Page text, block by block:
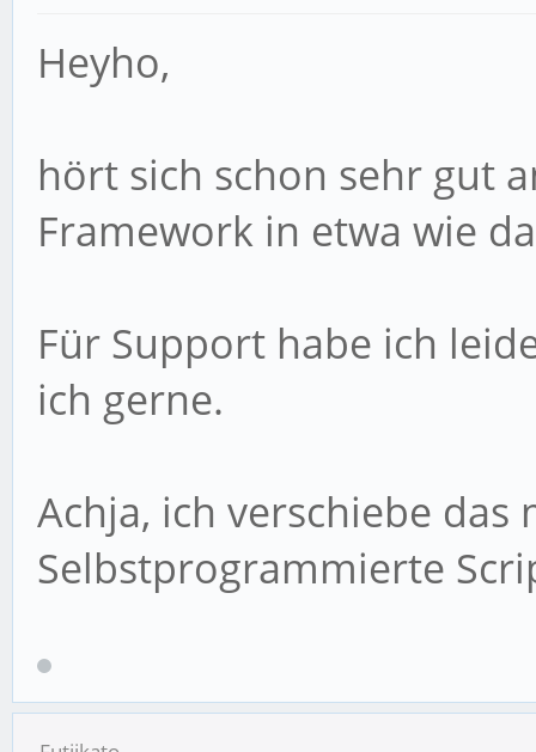
Heyho,
hört sich schon sehr gut
Framework in etwa wie
Für Support habe ich
ich gerne.
Achja, ich verschiebe das
Selbstprogrammierte